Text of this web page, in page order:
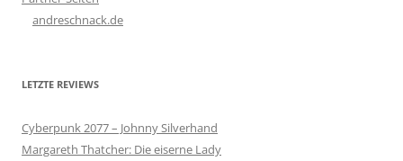
andreschnack.de
LETZTE REVIEWS
Cyberpunk 2077 – Johnny Silverhand
Margareth Thatcher: Die eiserne Lady